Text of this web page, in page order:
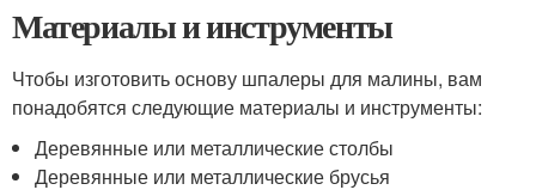
Материалы и инструменты
Чтобы изготовить основу шпалеры для малины, вам
понадобятся следующие материалы и инструменты:
Деревянные или металлические столбы
Деревянные или металлические брусья